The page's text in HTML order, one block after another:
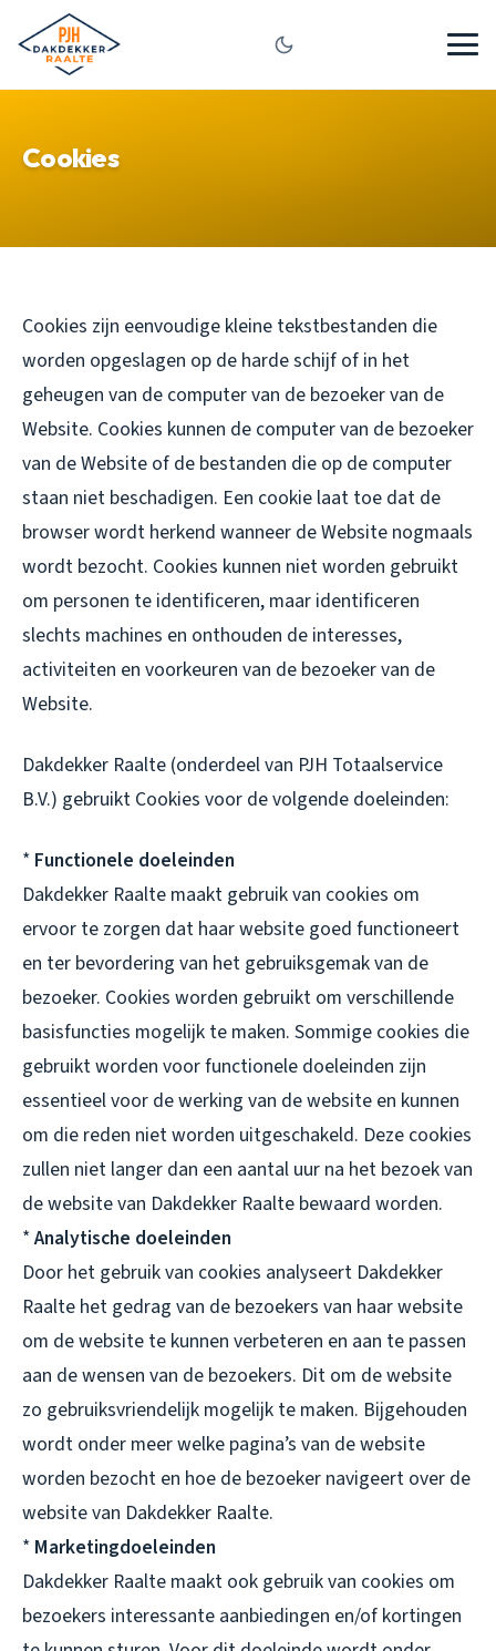
Cookies
Cookies zijn eenvoudige kleine tekstbestanden die
worden opgeslagen op de harde schijf of in het
geheugen van de computer van de bezoeker van de
Website. Cookies kunnen de computer van de bezoeker
van de Website of de bestanden die op de computer
staan niet beschadigen. Een cookie laat toe dat de
browser wordt herkend wanneer de Website nogmaals
wordt bezocht. Cookies kunnen niet worden gebruikt
om personen te identificeren, maar identificeren
slechts machines en onthouden de interesses,
activiteiten en voorkeuren van de bezoeker van de
Website.
Dakdekker Raalte (onderdeel van PJH Totaalservice
B.V.) gebruikt Cookies voor de volgende doeleinden:
* Functionele doeleinden
Dakdekker Raalte maakt gebruik van cookies om
ervoor te zorgen dat haar website goed functioneert
en ter bevordering van het gebruiksgemak van de
bezoeker. Cookies worden gebruikt om verschillende
basisfuncties mogelijk te maken. Sommige cookies die
gebruikt worden voor functionele doeleinden zijn
essentieel voor de werking van de website en kunnen
om die reden niet worden uitgeschakeld. Deze cookies
zullen niet langer dan een aantal uur na het bezoek van
de website van Dakdekker Raalte bewaard worden.
*Analytische doeleinden
Door het gebruik van cookies analyseert Dakdekker
Raalte het gedrag van de bezoekers van haar website
om de website te kunnen verbeteren en aan te passen
aan de wensen van de bezoekers. Dit om de website
zo gebruiksvriendelijk mogelijk te maken. Bijgehouden
wordt onder meer welke pagina’s van de website
worden bezocht en hoe de bezoeker navigeert over de
website van Dakdekker Raalte.
* Marketingdoeleinden
Dakdekker Raalte maakt ook gebruik van cookies om
bezoekers interessante aanbiedingen en/of kortingen